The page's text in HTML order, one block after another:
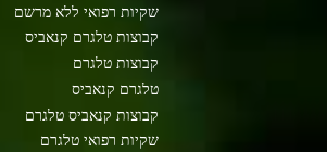
שקיות רפואי ללא מרשם
קבוצות טלגרם קנאביס
קבוצות טלגרם
טלגרם קנאביס
קבוצות קנאביס טלגרם
שקיות רפואי טלגרם